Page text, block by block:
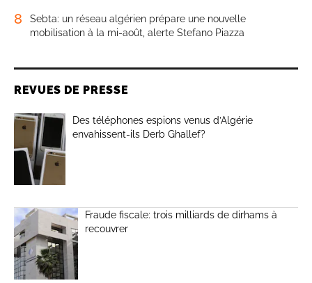
8
Sebta: un réseau algérien prépare une nouvelle
mobilisation à la mi-août, alerte Stefano Piazza
REVUES DE PRESSE
Des téléphones espions venus d’Algérie
envahissent-ils Derb Ghallef?
Fraude fiscale: trois milliards de dirhams à
recouvrer